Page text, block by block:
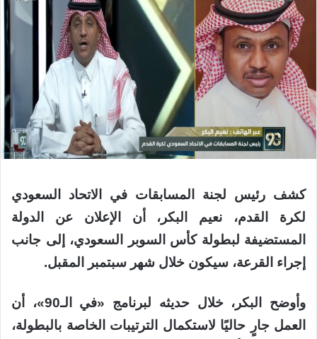
كشف رئيس لجنة المسابقات في الاتحاد السعودي
لكرة القدم، نعيم البكر، أن الإعلان عن الدولة
المستضيفة لبطولة كأس السوبر السعودي، إلى جانب
إجراء القرعة، سيكون خلال شهر سبتمبر المقبل.
وأوضح البكر، خلال حديثه لبرنامج «في الـ90»، أن
العمل جارٍ حاليًا لاستكمال الترتيبات الخاصة بالبطولة،